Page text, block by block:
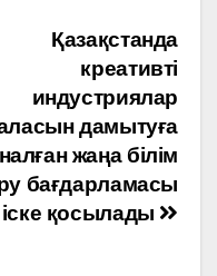
Қазақстанда
креативті
индустриялар
дамытуға
жаңа білім
бағдарламасы
іске қосылады